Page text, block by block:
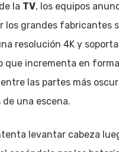
la TV, los equipos
los grandes fabricantes
resolución 4K y
que incrementa en
las partes más
una escena.
levantar cabeza